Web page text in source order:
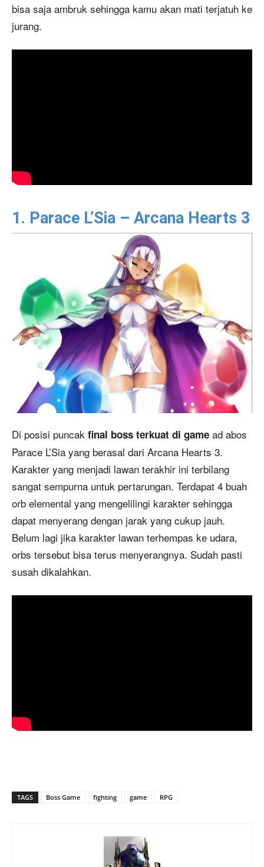
bisa saja ambruk sehingga kamu akan mati terjatuh ke
jurang.
1. Parace L’Sia – Arcana Hearts 3
Di posisi puncak final boss terkuat di game ad abos
Parace L’Sia yang berasal dari Arcana Hearts 3.
Karakter yang menjadi lawan terakhir ini terbilang
sangat sempurna untuk pertarungan. Terdapat 4 buah
orb elemental yang mengelilingi karakter sehingga
dapat menyerang dengan jarak yang cukup jauh.
Belum lagi jika karakter lawan terhempas ke udara,
orbs tersebut bisa terus menyerangnya. Sudah pasti
susah dikalahkan.
TAGS Boss Game fighting game RPG